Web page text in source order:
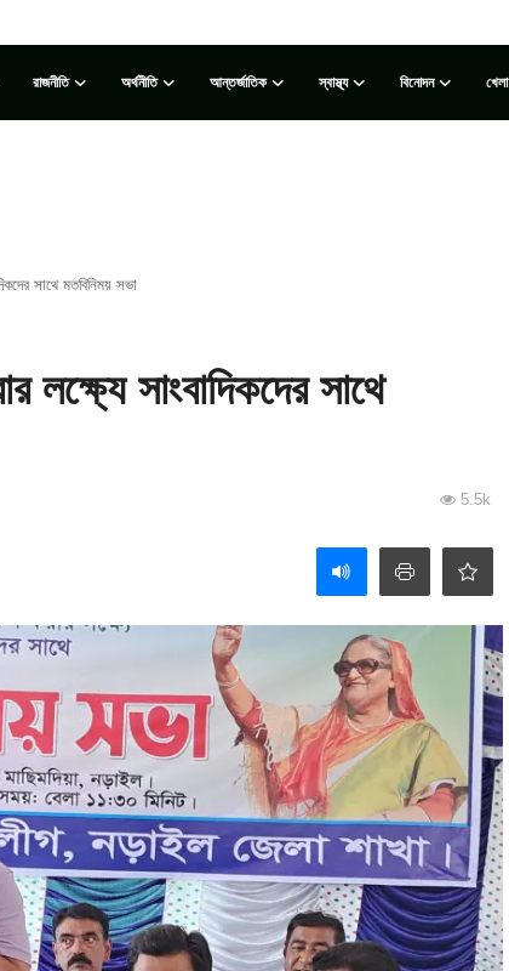
রাজনীতি অর্থনীতি আন্তর্জাতিক স্বাস্থ্য বিনোদন খেলা
সাথে মতবিনিময় সভা
সাংবাদিকদের সাথে
5.5k